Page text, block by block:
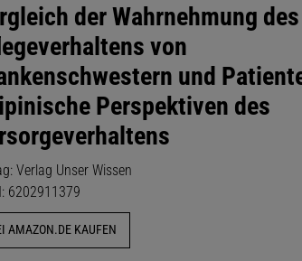
der Wahrnehmung des
von
und
Perspektiven des
Verlag Unser Wissen
6202911379
AMAZON.DE KAUFEN